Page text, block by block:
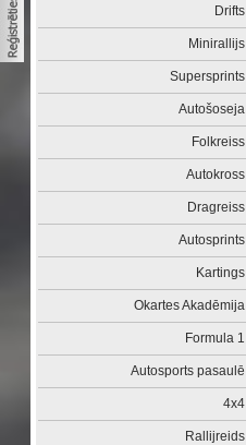
Drifts
Minirallijs
Supersprints
Autošoseja
Folkreiss
Autokross
Dragreiss
Autosprints
Kartings
Okartes Akadēmija
Formula 1
Autosports pasaulē
4x4
Rallijreids